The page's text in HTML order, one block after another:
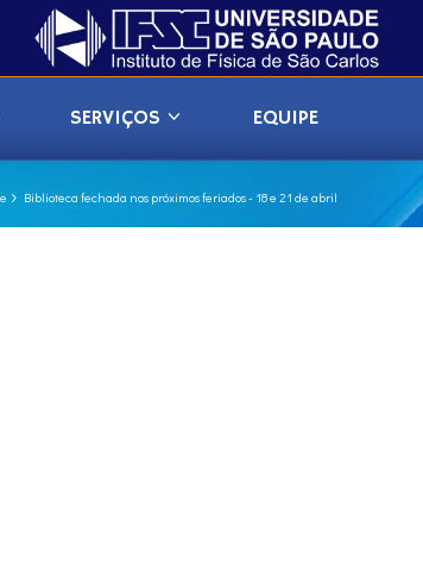
SERVIÇOS EQUIPE
Biblioteca fechada nos próximos feriados - 18 e 21 de abril